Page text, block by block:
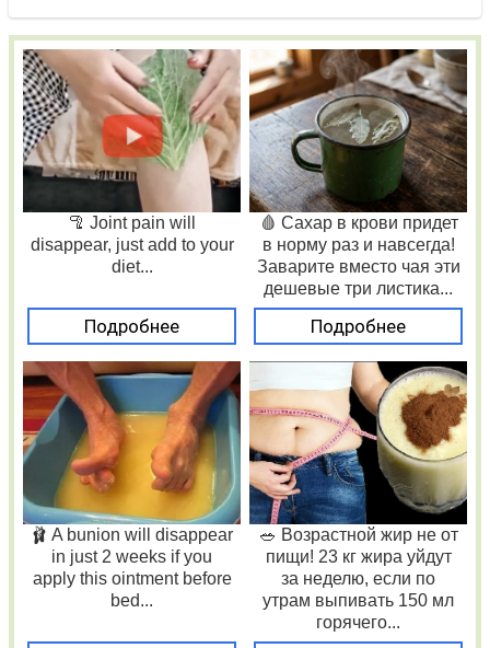
🦿 Joint pain will
disappear, just add to your
diet...
Подробнее
🩸 Сахар в крови придет
в норму раз и навсегда!
Заварите вместо чая эти
дешевые три листика...
Подробнее
🩰 A bunion will disappear
in just 2 weeks if you
apply this ointment before
bed...
🥗 Возрастной жир не от
пищи! 23 кг жира уйдут
за неделю, если по
утрам выпивать 150 мл
горячего...